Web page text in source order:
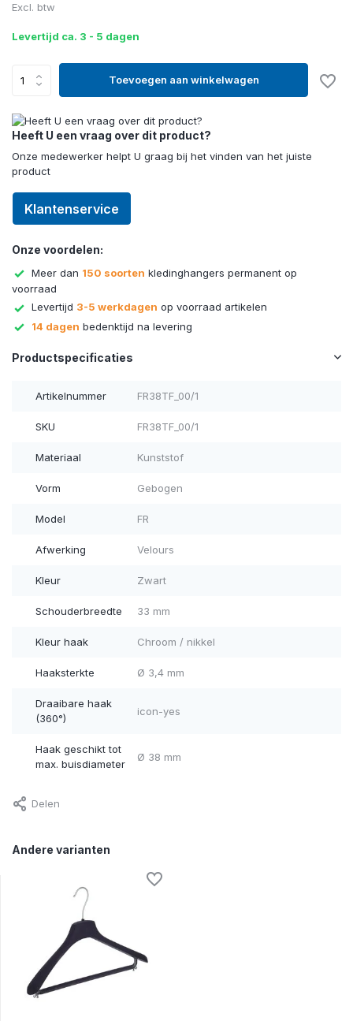
Excl. btw
Levertijd ca. 3 - 5 dagen
Toevoegen aan winkelwagen
Heeft U een vraag over dit product?
Onze medewerker helpt U graag bij het vinden van het juiste
product
Klantenservice
Onze voordelen:
Meer dan 150 soorten kledinghangers permanent op
voorraad
Levertijd 3-5 werkdagen op voorraad artikelen
14 dagen bedenktijd na levering
Productspecificaties
Artikelnummer FR38TF_00/1
SKU FR38TF_00/1
Materiaal Kunststof
Vorm Gebogen
Model FR
Afwerking Velours
Kleur Zwart
Schouderbreedte 33 mm
Kleur haak Chroom / nikkel
Haaksterkte Ø 3,4 mm
Draaibare haak
(360°)
icon-yes
Haak geschikt tot
max. buisdiameter
Ø 38 mm
Delen
Andere varianten